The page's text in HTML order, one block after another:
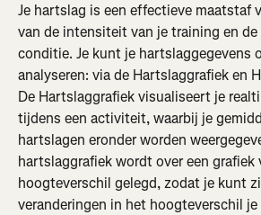
Je hartslag is een effectieve maatstaf
van de intensiteit van je training en
conditie. Je kunt je hartslaggegevens
analyseren: via de Hartslaggrafiek en
De Hartslaggrafiek visualiseert je
tijdens een activiteit, waarbij je
hartslagen eronder worden
hartslaggrafiek wordt over een grafiek
hoogteverschil gelegd, zodat je kunt
veranderingen in het hoogteverschil